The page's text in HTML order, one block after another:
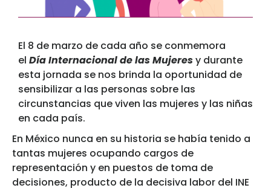
El 8 de marzo de cada año se conmemora
el Día Internacional de las Mujeresy durante
esta jornada se nos brinda la oportunidad de
sensibilizar a las personas sobre las
circunstancias que viven las mujeres y las niñas
en cada país.
En México nunca en su historia se había tenido a
tantas mujeres ocupando cargos de
representación y en puestos de toma de
decisiones, producto de la decisiva labor del INE